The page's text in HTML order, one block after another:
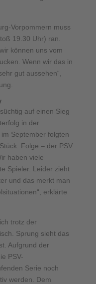
Vorpommern muss
19.30 Uhr) ran.
können uns vom
Wenn wir das in
gut aussehen“,
auf einen Sieg
in der
September folgten
Folge – der PSV
haben viele
Spieler. Leider zieht
und das merkt man
erklärte
trotz der
Sprung sieht das
Aufgrund der
PSV-
Serie noch
werden. Dem